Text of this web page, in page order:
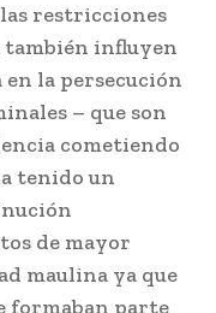
restricciones
también influyen
en la persecución
– que son
cometiendo
tenido un
de mayor
maulina ya que
formaban parte